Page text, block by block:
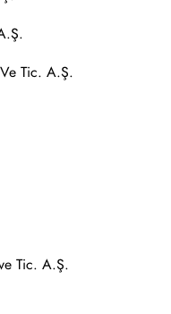
Tic. A.Ş.
Tic. A.Ş.